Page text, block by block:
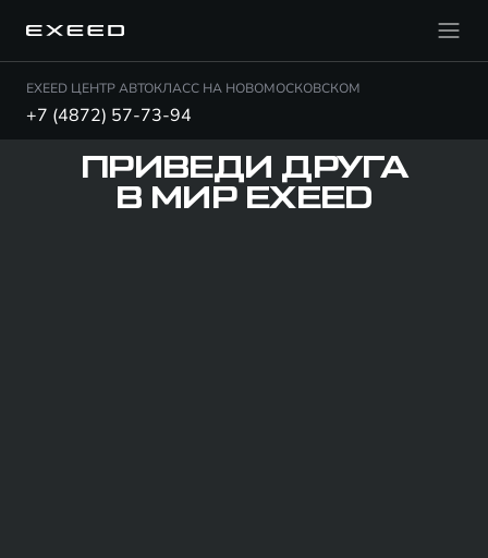
EXEED ЦЕНТР АВТОКЛАСС НА НОВОМОСКОВСКОМ
+7 (4872) 57-73-94
ПРИВЕДИ ДРУГА
В МИР EXEED